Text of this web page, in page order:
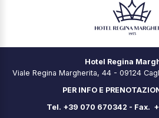
Hotel Regina
Viale Regina Margherita, 44 - 09124
PER INFO E
Tel. +39 070 670342 - Fax.